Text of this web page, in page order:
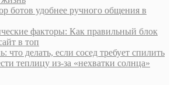
ботов удобнее ручного общения в
факторы: Как правильный блок
в топ
что делать, если сосед требует спилить
теплицу из-за «нехватки солнца»